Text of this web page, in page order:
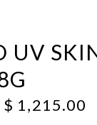
UV
ORIGINAL
$ 1,215.00